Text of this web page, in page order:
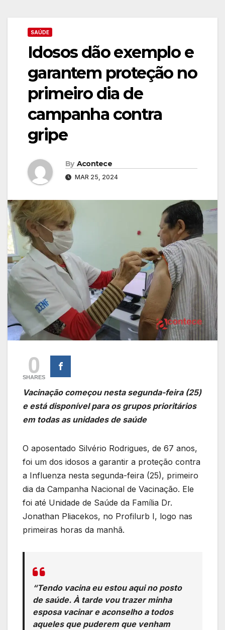
SAÚDE
Idosos dão exemplo e
garantem proteção no
primeiro dia de
campanha contra
gripe
By Acontece
MAR 25, 2024
0
SHARES
Vacinação começou nesta segunda-feira (25)
e está disponível para os grupos prioritários
em todas as unidades de saúde
O aposentado Silvério Rodrigues, de 67 anos,
foi um dos idosos a garantir a proteção contra
a Influenza nesta segunda-feira (25), primeiro
dia da Campanha Nacional de Vacinação. Ele
foi até Unidade de Saúde da Família Dr.
Jonathan Pliacekos, no Profilurb I, logo nas
primeiras horas da manhã.
“Tendo vacina eu estou aqui no posto
de saúde. À tarde vou trazer minha
esposa vacinar e aconselho a todos
aqueles que puderem que venham